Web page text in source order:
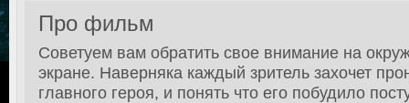
Про фильм
Советуем вам обратить свое внимание на
экране. Наверняка каждый зритель захочет
главного героя, и понять что его побудило